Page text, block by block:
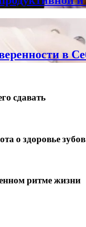
в
сдавать
о здоровье зубов
ритме жизни